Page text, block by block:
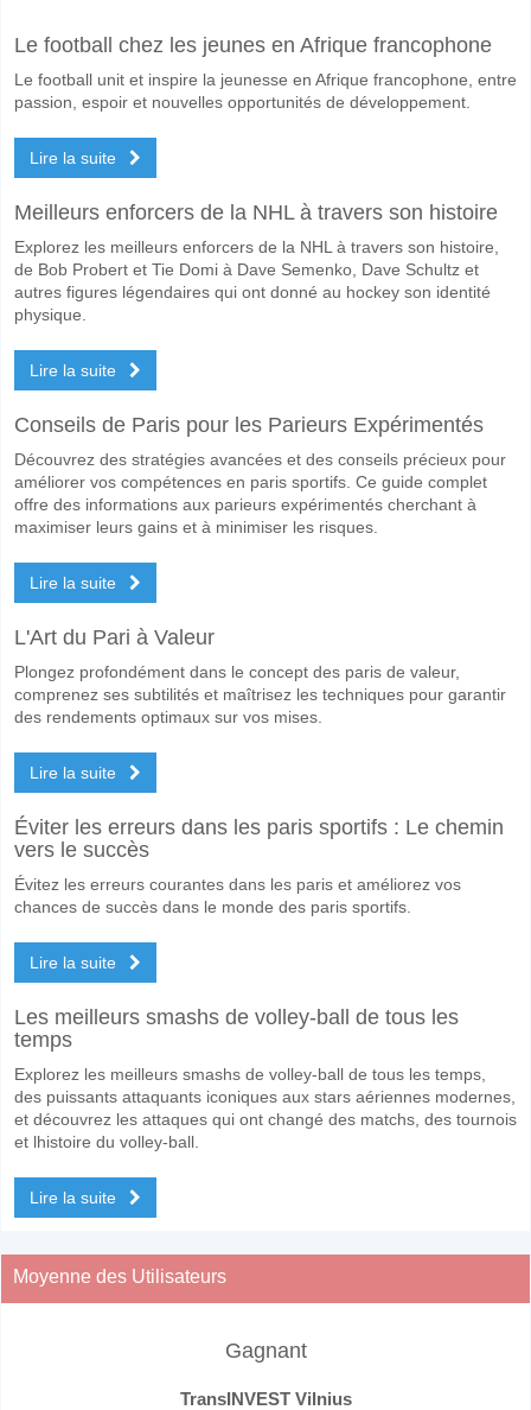
Le match entre TransINVEST Vilnius v Suduva Marijampole 06 May
Quelle est l'équipe favorite pour gagner entre
Les deux équipes marqueront-elles dans le match
Oui pour Les Deux Équipes Marquent, avec un pourcentage de 60%.
Quel sera le résultat correct attendu entre
Sur le côté risqué, vous pouvez essayer le Résultat Correct de 1-2
Le football chez les jeunes en Afrique francophone
Le football unit et inspire la jeunesse en Afrique francophone, entre
passion, espoir et nouvelles opportunités de développement.
Lire la suite
Meilleurs enforcers de la NHL à travers son histoire
Explorez les meilleurs enforcers de la NHL à travers son histoire,
de Bob Probert et Tie Domi à Dave Semenko, Dave Schultz et
autres figures légendaires qui ont donné au hockey son identité
physique.
Lire la suite
Conseils de Paris pour les Parieurs Expérimentés
Découvrez des stratégies avancées et des conseils précieux pour
améliorer vos compétences en paris sportifs. Ce guide complet
offre des informations aux parieurs expérimentés cherchant à
maximiser leurs gains et à minimiser les risques.
Lire la suite
L'Art du Pari à Valeur
Plongez profondément dans le concept des paris de valeur,
comprenez ses subtilités et maîtrisez les techniques pour garantir
des rendements optimaux sur vos mises.
Lire la suite
Éviter les erreurs dans les paris sportifs : Le chemin
vers le succès
Évitez les erreurs courantes dans les paris et améliorez vos
chances de succès dans le monde des paris sportifs.
Lire la suite
Les meilleurs smashs de volley-ball de tous les
temps
Explorez les meilleurs smashs de volley-ball de tous les temps,
des puissants attaquants iconiques aux stars aériennes modernes,
et découvrez les attaques qui ont changé des matchs, des tournois
et lhistoire du volley-ball.
Lire la suite
Moyenne des Utilisateurs
Gagnant
TransINVEST Vilnius